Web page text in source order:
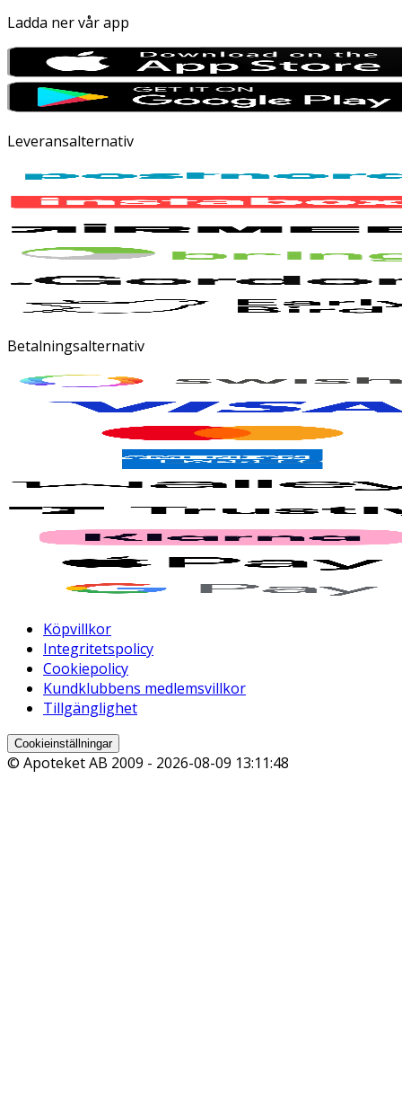
Ladda ner vår app
Leveransalternativ
Betalningsalternativ
Köpvillkor
Integritetspolicy
Cookiepolicy
Kundklubbens medlemsvillkor
Tillgänglighet
Cookieinställningar
© Apoteket AB 2009 - 2026-08-09 13:11:48